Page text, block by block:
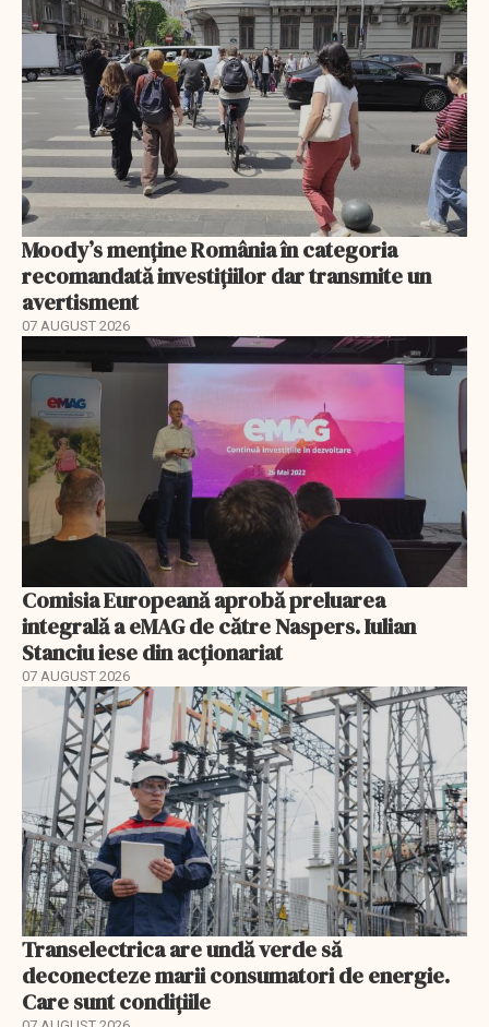
Moody’s menține România în categoria
recomandată investițiilor dar transmite un
avertisment
07 AUGUST 2026
Comisia Europeană aprobă preluarea
integrală a eMAG de către Naspers. Iulian
Stanciu iese din acționariat
07 AUGUST 2026
Transelectrica are undă verde să
deconecteze marii consumatori de energie.
Care sunt condițiile